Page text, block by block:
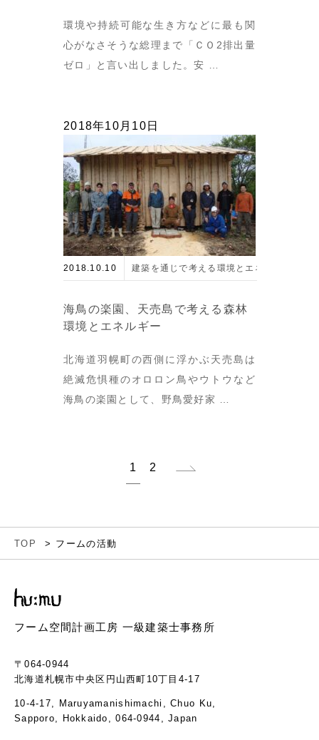
環境や持続可能な生き方などに最も関
心がなさそうな総理まで「ＣＯ2排出量
ゼロ」と言い出しました。安 …
2018年10月10日
2018.10.10 建築を通じで考える環境とエネルギー
海鳥の楽園、天売島で考える森林
環境とエネルギー
北海道羽幌町の西側に浮かぶ天売島は
絶滅危惧種のオロロン鳥やウトウなど
海鳥の楽園として、野鳥愛好家 …
1 2
TOP フームの活動
フーム空間計画工房 一級建築士事務所
〒064-0944
北海道札幌市中央区円山西町10丁目4-17
10-4-17, Maruyamanishimachi, Chuo Ku,
Sapporo, Hokkaido, 064-0944, Japan